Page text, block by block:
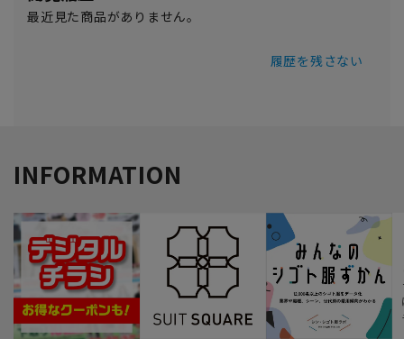
最近見た商品がありません。
履歴を残さない
INFORMATION